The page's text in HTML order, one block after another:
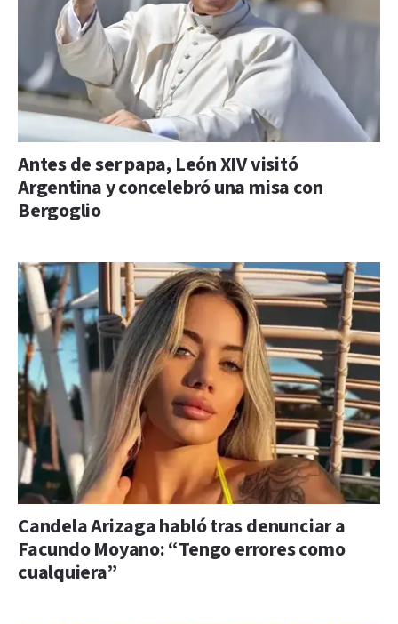
Antes de ser papa, León XIV visitó
Argentina y concelebró una misa con
Bergoglio
Candela Arizaga habló tras denunciar a
Facundo Moyano: “Tengo errores como
cualquiera”